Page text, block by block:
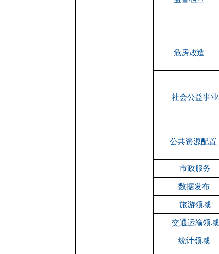
危房改造
社会公益事业
公共资源配置
市政服务
数据发布
旅游领域
交通运输领域
统计领域